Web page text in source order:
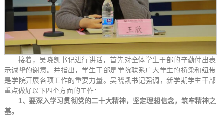
接着，吴晓凯书记进行讲话，首先对全体学生干部的辛勤付出表
示诚挚的谢意。并指出，学生干部是学院联系广大学生的桥梁和纽带
是学院开展各项工作的重要力量。吴晓凯书记强调，新学期学生干部
重点做好以下四个方面的工作：
1、要深入学习贯彻党的二十大精神，坚定理想信念，筑牢精神之
基。